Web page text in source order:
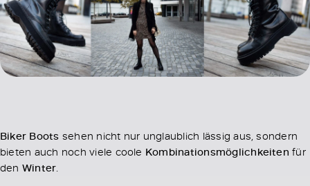
Biker Boots sehen nicht nur unglaublich lässig aus, sondern
bieten auch noch viele coole Kombinationsmöglichkeiten für
den Winter